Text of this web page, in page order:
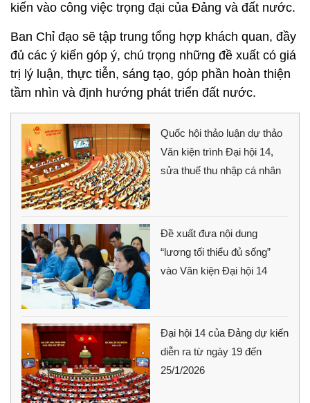
kiến vào công việc trọng đại của Đảng và đất nước.
Ban Chỉ đạo sẽ tập trung tổng hợp khách quan, đầy
đủ các ý kiến góp ý, chú trọng những đề xuất có giá
trị lý luận, thực tiễn, sáng tạo, góp phần hoàn thiện
tầm nhìn và định hướng phát triển đất nước.
Quốc hội thảo luận dự thảo
Văn kiện trình Đại hội 14,
sửa thuế thu nhập cá nhân
Đề xuất đưa nội dung
“lương tối thiểu đủ sống”
vào Văn kiện Đại hội 14
Đại hội 14 của Đảng dự kiến
diễn ra từ ngày 19 đến
25/1/2026